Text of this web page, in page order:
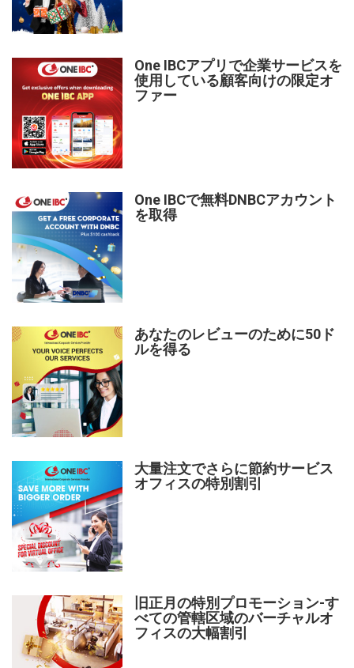
One IBCアプリで企業サービスを
使用している顧客向けの限定オ
ファー
One IBCで無料DNBCアカウント
を取得
あなたのレビューのために50ド
ルを得る
大量注文でさらに節約サービス
オフィスの特別割引
旧正月の特別プロモーション-す
べての管轄区域のバーチャルオ
フィスの大幅割引